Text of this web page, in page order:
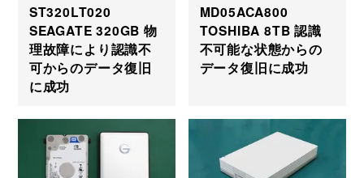
ST320LT020
SEAGATE 320GB 物
理故障により認識不
可からのデータ復旧
に成功
MD05ACA800
TOSHIBA 8TB 認識
不可能な状態からの
データ復旧に成功